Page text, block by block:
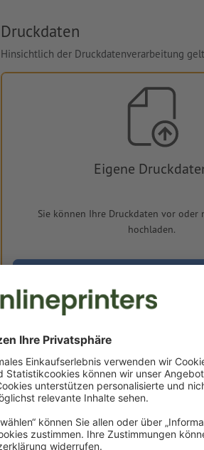
Druckdaten
Hinsichtlich der Druckdatenverarbeitung
Eigene
Sie können Ihre Druckdaten vor oder
hochladen.
Lieferung ca.:
Mo, 17. Aug. - Di, 18. Aug.
Gewicht: ca.2,16 kg